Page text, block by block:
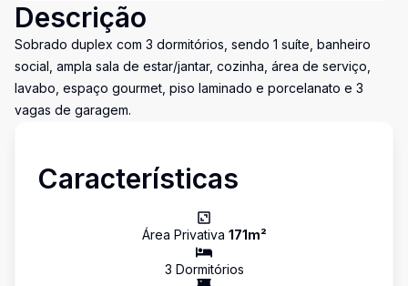
Descrição
Sobrado duplex com 3 dormitórios, sendo 1 suíte, banheiro
social, ampla sala de estar/jantar, cozinha, área de serviço,
lavabo, espaço gourmet, piso laminado e porcelanato e 3
vagas de garagem.
Características
Área Privativa 171m²
3 Dormitórios